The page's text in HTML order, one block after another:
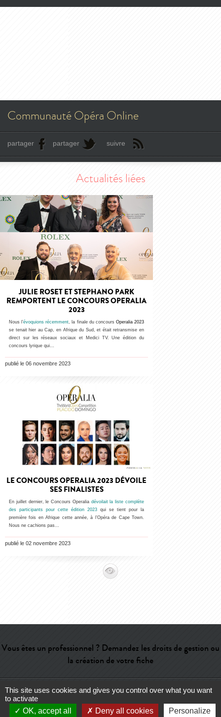
Communauté Opéra Online
partager partager suivre
Actualités liées
JULIE ROSET ET STEPHANO PARK
REMPORTENT LE CONCOURS OPERALIA
2023
Nous l’évoquions récemment, la finale du concours Operalia 2023
se tenait hier au Cap, en Afrique du Sud, et était retransmise en
direct sur les réseaux sociaux et Medici TV. Une édition du
concours lyrique qui…
publié le 06 novembre 2023
LE CONCOURS OPERALIA 2023 DÉVOILE
SES FINALISTES
En juillet dernier, le Concours Operalia dévoilait la liste complète
des participants pour cette édition 2023 qui se tient pour la
première fois en Afrique cette année, à l’Opéra de Cape Town.
Nous ne cachions pas…
publié le 02 novembre 2023
Vous êtes un professionnel ? Demandez les droits de gestion ou
la création de votre fiche
Aide-Contact-Admin-Lexique-CGU-Qui sommes-nous ?-
This site uses cookies and gives you control over what you want
to activate
OK, accept all
Deny all cookies Personalize